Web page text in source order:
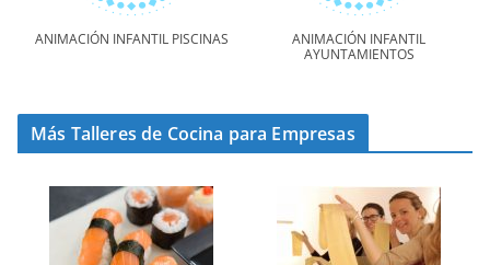
ANIMACIÓN INFANTIL PISCINAS
ANIMACIÓN INFANTIL
AYUNTAMIENTOS
Más Talleres de Cocina para Empresas